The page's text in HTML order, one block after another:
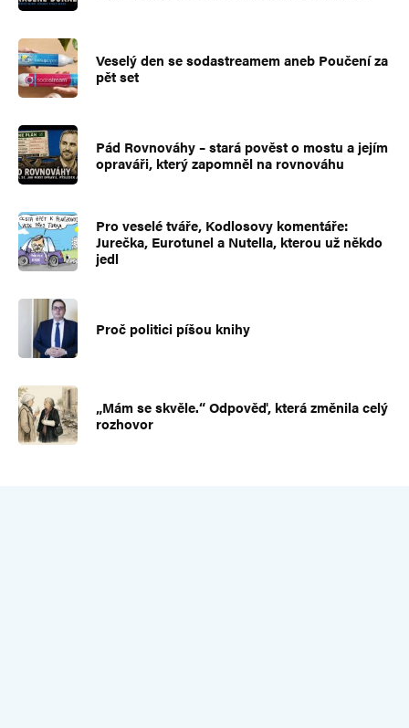
Veselý den se sodastreamem aneb Poučení za
pět set
Pád Rovnováhy – stará pověst o mostu a jejím
opraváři, který zapomněl na rovnováhu
Pro veselé tváře, Kodlosovy komentáře:
Jurečka, Eurotunel a Nutella, kterou už někdo
jedl
Proč politici píšou knihy
„Mám se skvěle.“ Odpověď, která změnila celý
rozhovor